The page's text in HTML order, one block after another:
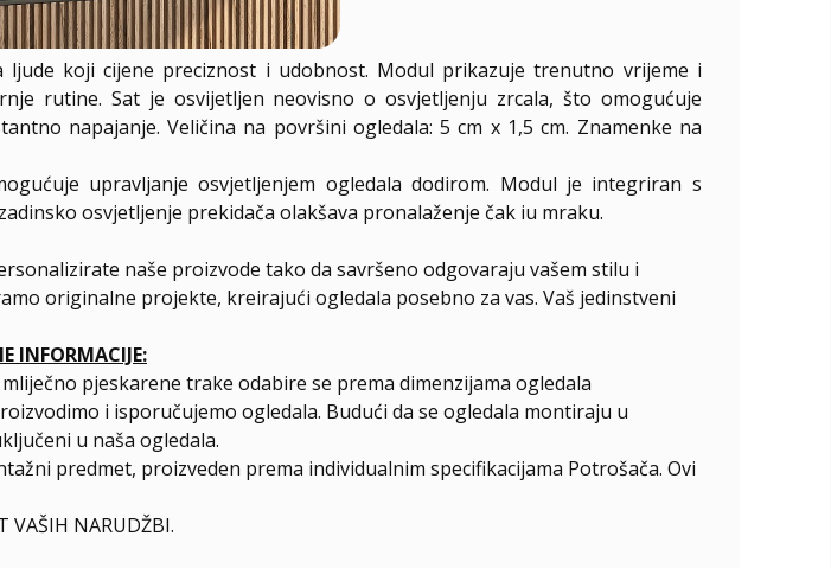
ljude koji cijene preciznost i udobnost. Modul prikazuje trenutno vrijeme i
rutine. Sat je osvijetljen neovisno o osvjetljenju zrcala, što omogućuje
napajanje. Veličina na površini ogledala: 5 cm x 1,5 cm. Znamenke na
upravljanje osvjetljenjem ogledala dodirom. Modul je integriran s
osvjetljenje prekidača olakšava pronalaženje čak iu mraku.
naše proizvode tako da savršeno odgovaraju vašem stilu i
originalne projekte, kreirajući ogledala posebno za vas. Vaš jedinstveni
INFORMACIJE:
pjeskarene trake odabire se prema dimenzijama ogledala
i isporučujemo ogledala. Budući da se ogledala montiraju u
u naša ogledala.
predmet, proizveden prema individualnim specifikacijama Potrošača. Ovi
VAŠIH NARUDŽBI.